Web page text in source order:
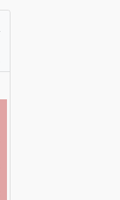
auch die
in